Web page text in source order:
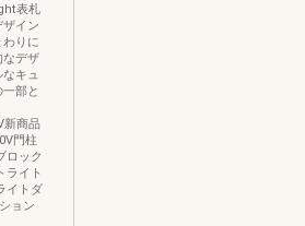
表札
イン
りに
なデザ
キュ
部と
新商品
門柱
ロック
ライト
イトダ
ョン